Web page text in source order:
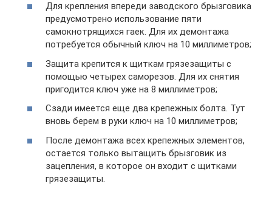
Для крепления впереди заводского брызговика
предусмотрено использование пяти
самокнотрящихся гаек. Для их демонтажа
потребуется обычный ключ на 10 миллиметров;
Защита крепится к щиткам грязезащиты с
помощью четырех саморезов. Для их снятия
пригодится ключ уже на 8 миллиметров;
Сзади имеется еще два крепежных болта. Тут
вновь берем в руки ключ на 10 миллиметров;
После демонтажа всех крепежных элементов,
остается только вытащить брызговик из
зацепления, в которое он входит с щитками
грязезащиты.